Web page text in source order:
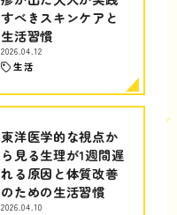
すべきスキンケアと
生活習慣
2026.04.12
生活
東洋医学的な視点か
ら見る生理が1週間遅
れる原因と体質改善
のための生活習慣
2026.04.10